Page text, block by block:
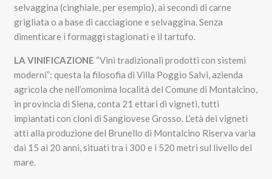
selvaggina (cinghiale, per esempio), ai secondi di carne
grigliata o a base di cacciagione e selvaggina. Senza
dimenticare i formaggi stagionati e il tartufo.
LA VINIFICAZIONE “Vini tradizionali prodotti con sistemi
moderni”: questa la filosofia di Villa Poggio Salvi, azienda
agricola che nell’omonima località del Comune di Montalcino,
in provincia di Siena, conta 21 ettari di vigneti, tutti
impiantati con cloni di Sangiovese Grosso. L’età dei vigneti
atti alla produzione del Brunello di Montalcino Riserva varia
dai 15 ai 20 anni, situati tra i 300 e i 520 metri sul livello del
mare.